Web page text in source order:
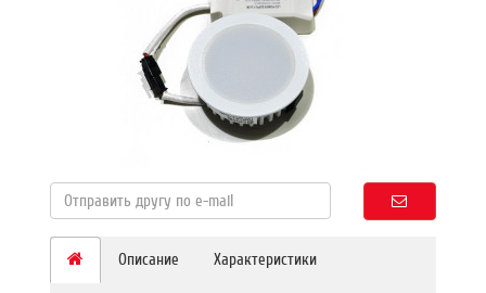
Описание Характеристики